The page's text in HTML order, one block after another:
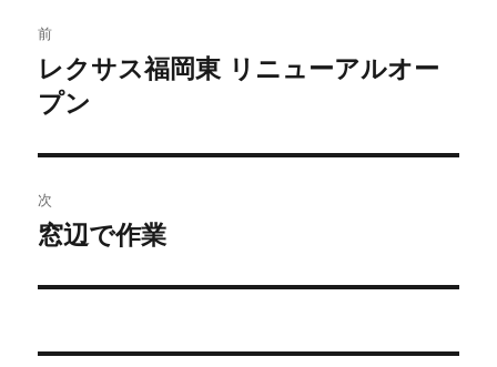
稿
ナ
ビ
ゲ
ー
シ
前
前
の
稿:
レクサス福岡東 リニューアルオー
プン
次
次
投
窓辺で作業